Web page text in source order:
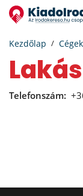
Kezdőlap Cégek
Telefonszám: